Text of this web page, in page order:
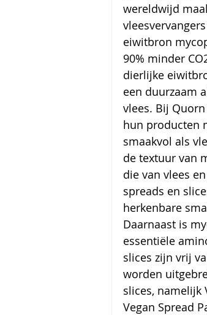
wereldwijd
eiwitbron
90% minder
dierlijke
een duurzaam
vlees. Bij
hun producten
smaakvol als
de textuur van
die van vlees
spreads en
herkenbare
Daarnaast is
essentiële
slices zijn vrij
worden
slices, namelijk
Vegan Spread